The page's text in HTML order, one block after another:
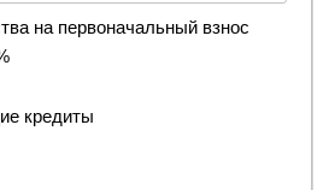
на первоначальный взнос
кредиты